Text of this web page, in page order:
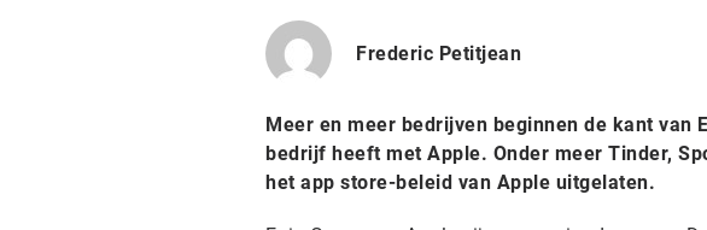
Frederic Petitjean
Meer en meer bedrijven beginnen de kant van
bedrijf heeft met Apple. Onder meer Tinder,
het app store-beleid van Apple uitgelaten.